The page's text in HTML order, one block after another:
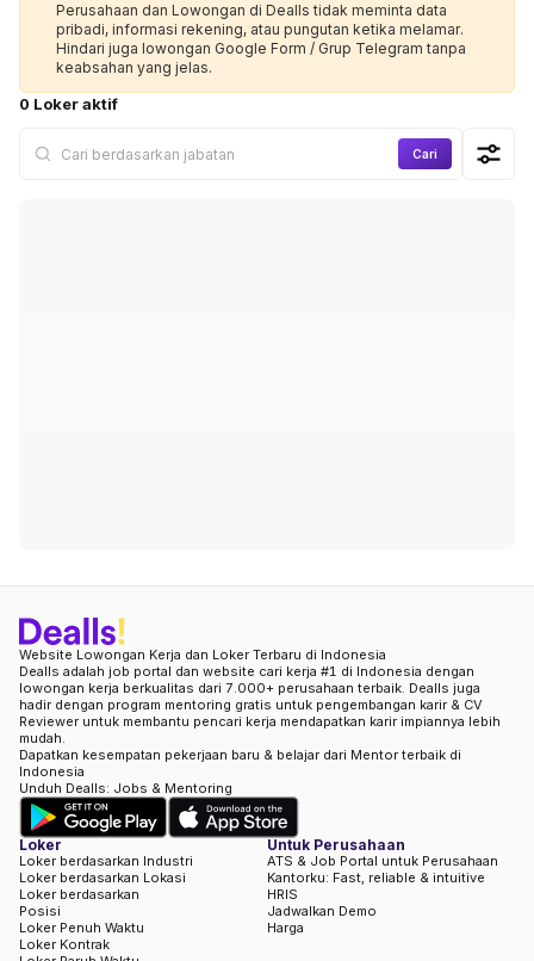
Perusahaan dan Lowongan di Dealls tidak meminta data
pribadi, informasi rekening, atau pungutan ketika melamar.
Hindari juga lowongan Google Form / Grup Telegram tanpa
keabsahan yang jelas.
0 Loker aktif
Cari
Website Lowongan Kerja dan Loker Terbaru di Indonesia
Dealls adalah job portal dan website cari kerja #1 di Indonesia dengan
lowongan kerja berkualitas dari 7.000+ perusahaan terbaik. Dealls juga
hadir dengan program mentoring gratis untuk pengembangan karir & CV
Reviewer untuk membantu pencari kerja mendapatkan karir impiannya lebih
mudah.
Dapatkan kesempatan pekerjaan baru & belajar dari Mentor terbaik di
Indonesia
Unduh Dealls: Jobs & Mentoring
Loker
Loker berdasarkan Industri
Loker berdasarkan Lokasi
Loker berdasarkan
Posisi
Loker Penuh Waktu
Loker Kontrak
Untuk Perusahaan
ATS & Job Portal untuk Perusahaan
Kantorku: Fast, reliable & intuitive
HRIS
Jadwalkan Demo
Harga